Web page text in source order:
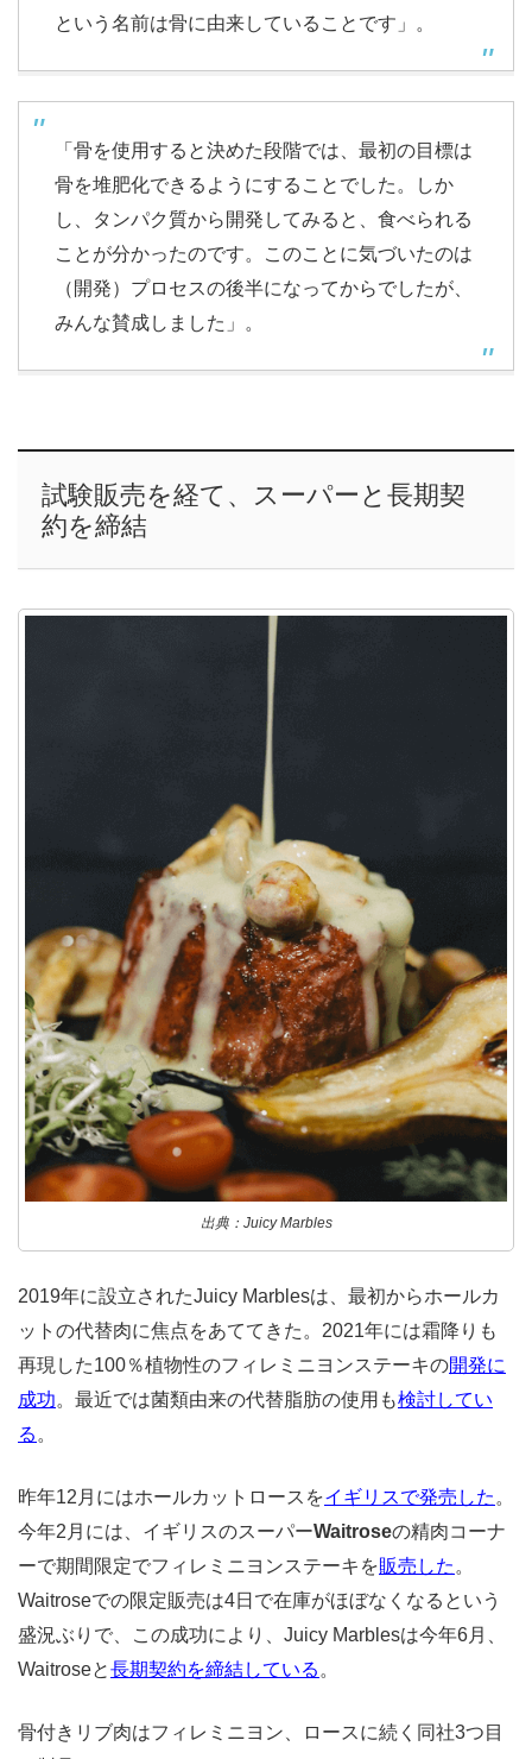
という名前は骨に由来していることです」。
「骨を使用すると決めた段階では、最初の目標は
骨を堆肥化できるようにすることでした。しか
し、タンパク質から開発してみると、食べられる
ことが分かったのです。このことに気づいたのは
（開発）プロセスの後半になってからでしたが、
みんな賛成しました」。
試験販売を経て、スーパーと長期契
約を締結
出典：Juicy Marbles
2019年に設立されたJuicy Marblesは、最初からホールカ
ットの代替肉に焦点をあててきた。2021年には霜降りも
再現した100％植物性のフィレミニヨンステーキの開発に
成功。最近では菌類由来の代替脂肪の使用も検討してい
る 。
昨年12月にはホールカットロースをイギリスで発売した 。
今年2月には、イギリスのスーパーWaitroseの精肉コーナ
ーで期間限定でフィレミニヨンステーキを販売した 。
Waitroseでの限定販売は4日で在庫がほぼなくなるという
盛況ぶりで、この成功により、Juicy Marblesは今年6月、
Waitroseと長期契約を締結している 。
骨付きリブ肉はフィレミニヨン、ロースに続く同社3つ目